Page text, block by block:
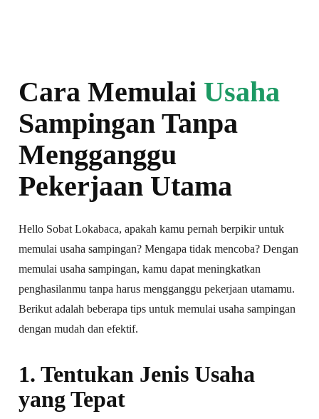
Cara Memulai Usaha
Sampingan Tanpa
Mengganggu
Pekerjaan Utama
Hello Sobat Lokabaca, apakah kamu pernah berpikir untuk
memulai usaha sampingan? Mengapa tidak mencoba? Dengan
memulai usaha sampingan, kamu dapat meningkatkan
penghasilanmu tanpa harus mengganggu pekerjaan utamamu.
Berikut adalah beberapa tips untuk memulai usaha sampingan
dengan mudah dan efektif.
1. Tentukan Jenis Usaha
yang Tepat